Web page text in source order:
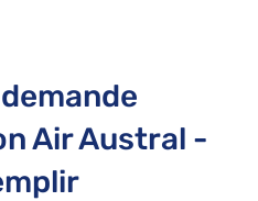
Air Austral -